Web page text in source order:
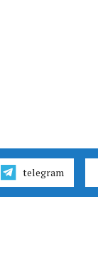
telegram